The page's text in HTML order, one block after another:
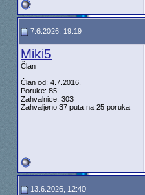
7.6.2026, 19:19
Miki5
Član
Član od: 4.7.2016.
Poruke: 85
Zahvalnice: 303
Zahvaljeno 37 puta na 25 poruka
13.6.2026, 12:40